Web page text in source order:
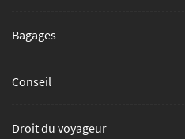
Bagages
Conseil
Droit du voyageur